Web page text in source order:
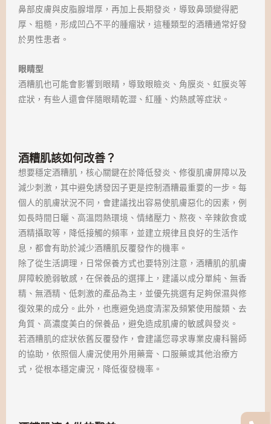
鼻部皮膚與皮脂腺增厚，再加上長期發炎，導致鼻頭變得肥
厚、粗糙，形成凹凸不平的腫瘤狀，這種類型的酒糟通常好發
於男性患者。
眼睛型
酒糟肌也可能會影響到眼睛，導致眼瞼炎、角膜炎、虹膜炎等
症狀，有些人還會伴隨眼睛乾澀、紅腫、灼熱感等症狀。
酒糟肌該如何改善？
想要穩定酒糟肌，核心關鍵在於降低發炎、修復肌膚屏障以及
減少刺激，其中避免誘發因子更是控制酒糟最重要的一步。每
個人的肌膚狀況不同，會建議找出容易使肌膚惡化的因素，例
如長時間日曬、高溫悶熱環境、情緒壓力、熬夜、辛辣飲食或
酒精攝取等，降低接觸的頻率，並建立規律且良好的生活作
息，都會有助於減少酒糟肌反覆發作的機率。
除了從生活調理，日常保養方式也要特別注意，酒糟肌的肌膚
屏障較脆弱敏感，在保養品的選擇上，建議以成分單純、無香
精、無酒精、低刺激的產品為主，並優先挑選有足夠保濕與修
復效果的成分。此外，也應避免過度清潔及頻繁使用酸類、去
角質、高濃度美白的保養品，避免造成肌膚的敏感與發炎。
若酒糟肌的症狀依舊反覆發作，會建議您尋求專業皮膚科醫師
的協助，依照個人膚況使用外用藥膏、口服藥或其他治療方
式，從根本穩定膚況，降低復發機率。